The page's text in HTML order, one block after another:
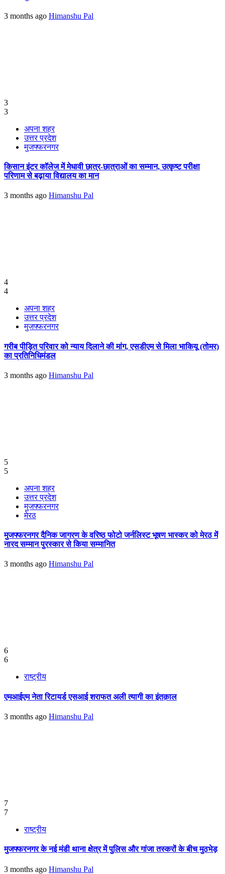
3 months ago Himanshu Pal
3
3
अपना शहर
उत्तर प्रदेश
मुजफ्फरनगर
किसान इंटर कॉलेज में मेधावी छात्र-छात्राओं का सम्मान, उत्कृष्ट परीक्षा
परिणाम से बढ़ाया विद्यालय का मान
3 months ago Himanshu Pal
4
4
अपना शहर
उत्तर प्रदेश
मुजफ्फरनगर
गरीब पीड़ित परिवार को न्याय दिलाने की मांग, एसडीएम से मिला भाकियू (तोमर)
का प्रतिनिधिमंडल
3 months ago Himanshu Pal
5
5
अपना शहर
उत्तर प्रदेश
मुजफ्फरनगर
मेरठ
मुजफ्फरनगर दैनिक जागरण के वरिष्ठ फोटो जर्नलिस्ट भूषण भास्कर को मेरठ में
नारद सम्मान पुरस्कार से किया सम्मानित
3 months ago Himanshu Pal
6
6
राष्ट्रीय
एमआईएम नेता रिटायर्ड एसआई शराफत अली त्यागी का इंतक़ाल
3 months ago Himanshu Pal
7
7
राष्ट्रीय
मुजफ्फरनगर के नई मंडी थाना क्षेत्र में पुलिस और गांजा तस्करों के बीच मुठभेड़
3 months ago Himanshu Pal